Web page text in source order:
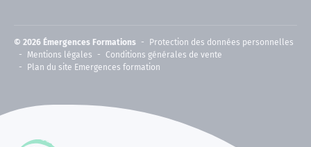
© 2026 Émergences Formations
Protection des données personnelles
Mentions légales
Conditions générales de vente
Plan du site Emergences formation